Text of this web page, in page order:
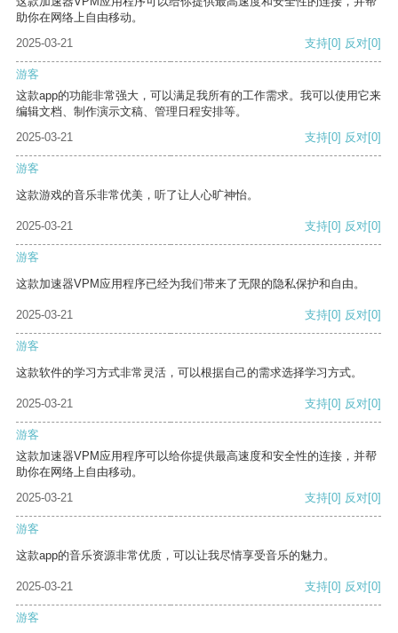
助你在网络上自由移动。
2025-03-21
支持[0] 反对[0]
游客
这款app的功能非常强大，可以满足我所有的工作需求。我可以使用它来
编辑文档、制作演示文稿、管理日程安排等。
2025-03-21
支持[0] 反对[0]
游客
这款游戏的音乐非常优美，听了让人心旷神怡。
2025-03-21 支持[0] 反对[0]
游客
这款加速器VPM应用程序已经为我们带来了无限的隐私保护和自由。
2025-03-21 支持[0] 反对[0]
游客
这款软件的学习方式非常灵活，可以根据自己的需求选择学习方式。
2025-03-21 支持[0] 反对[0]
游客
这款加速器VPM应用程序可以给你提供最高速度和安全性的连接，并帮
助你在网络上自由移动。
2025-03-21
支持[0] 反对[0]
游客
这款app的音乐资源非常优质，可以让我尽情享受音乐的魅力。
2025-03-21 支持[0] 反对[0]
游客